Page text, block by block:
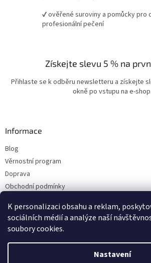
K personalizaci obsahu a reklam,
sociálních médií a analýze naší
soubory cookies.
Nastavení
✔ ověřené suroviny a pomůcky pro
profesionální pečení
Získejte slevu 5 % na
Přihlaste se k odběru newsletteru a získejte
okně po vstupu na e-shop.
Informace
Blog
Věrnostní program
Doprava
Obchodní podmínky
Kontakty
Vytvořil Shoptet